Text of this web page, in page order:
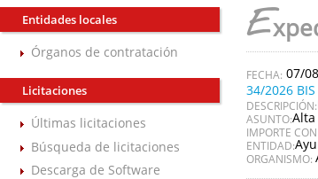
Entidades locales
Órganos de contratación
Licitaciones
Últimas licitaciones
Búsqueda de licitaciones
Descarga de Software
E
07/
34/2026 BIS
DESCRIPCIÓN:
ASUNTO:
IMPORTE
ENTIDAD:
ORGANISMO: